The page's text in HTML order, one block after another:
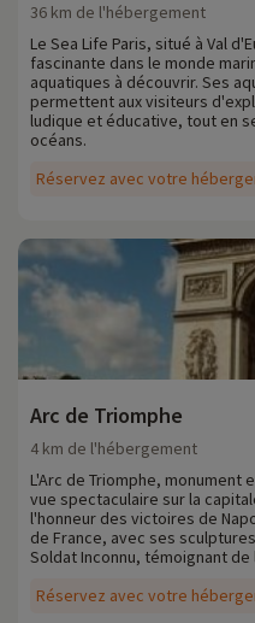
Réservez avec votre
36 km de l'hébergement
Le Sea Life Paris, situé à Val
fascinante dans le monde
aquatiques à découvrir. Ses
permettent aux visiteurs
ludique et éducative, tout en
océans.
Arc de Triomphe
Réservez avec votre
4 km de l'hébergement
L'Arc de Triomphe, monument
vue spectaculaire sur la
l'honneur des victoires de
de France, avec ses
Soldat Inconnu, témoignant